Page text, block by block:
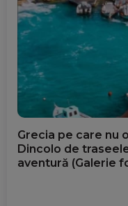
Grecia pe care nu
Dincolo de
aventură (Galerie